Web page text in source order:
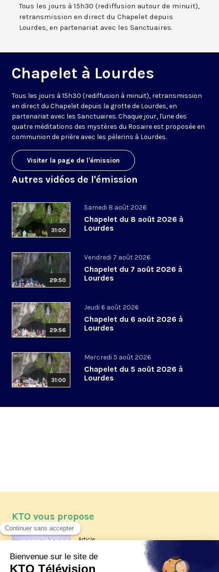
Tous les jours à 15h30 (rediffusion autour de minuit),
retransmission en direct du Chapelet depuis
Lourdes, en partenariat avec les Sanctuaires.
Chapelet à Lourdes
Tous les jours à 15h30 (rediffusion à minuit), retransmission
en direct du Chapelet depuis la grotte de Lourdes, en
partenariat avec les Sanctuaires. Chaque jour, l'une des
quatre méditations des mystères du Rosaire est proposée en
communion de prière avec les pèlerins à Lourdes.
Visiter la page de l'émission
Autres vidéos de l'émission
31:00
Samedi 8 août 2026
Chapelet du 8 août 2026 à
Lourdes
29:50
Vendredi 7 août 2026
Chapelet du 7 août 2026 à
Lourdes
29:56
Jeudi 6 août 2026
Chapelet du 6 août 2026 à
Lourdes
31:00
Mercredi 5 août 2026
Chapelet du 5 août 2026 à
Lourdes
KTO vous propose
Article
Les reportages d'été 2026 de KTO